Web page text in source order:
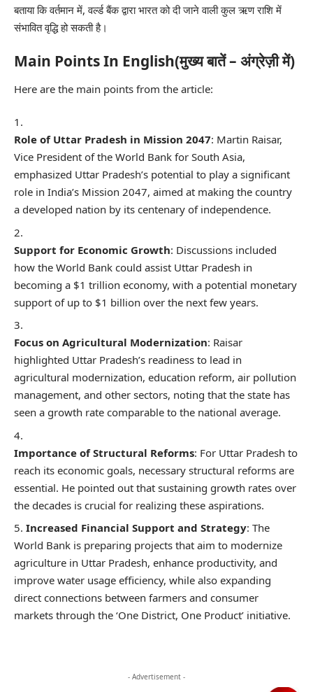
बताया कि वर्तमान में, वर्ल्ड बैंक द्वारा भारत को दी जाने वाली कुल ऋण राशि में
संभावित वृद्धि हो सकती है।
Main Points In English(मुख्य बातें – अंग्रेज़ी में)
Here are the main points from the article:
Role of Uttar Pradesh in Mission 2047: Martin Raisar,
Vice President of the World Bank for South Asia,
emphasized Uttar Pradesh’s potential to play a significant
role in India’s Mission 2047, aimed at making the country
a developed nation by its centenary of independence.
Support for Economic Growth: Discussions included
how the World Bank could assist Uttar Pradesh in
becoming a $1 trillion economy, with a potential monetary
support of up to $1 billion over the next few years.
Focus on Agricultural Modernization: Raisar
highlighted Uttar Pradesh’s readiness to lead in
agricultural modernization, education reform, air pollution
management, and other sectors, noting that the state has
seen a growth rate comparable to the national average.
Importance of Structural Reforms: For Uttar Pradesh to
reach its economic goals, necessary structural reforms are
essential. He pointed out that sustaining growth rates over
the decades is crucial for realizing these aspirations.
Increased Financial Support and Strategy: The
World Bank is preparing projects that aim to modernize
agriculture in Uttar Pradesh, enhance productivity, and
improve water usage efficiency, while also expanding
direct connections between farmers and consumer
markets through the ‘One District, One Product’ initiative.
- Advertisement -